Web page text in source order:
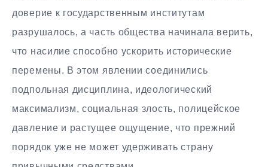
доверие к государственным институтам
разрушалось, а часть общества начинала верить,
что насилие способно ускорить исторические
перемены. В этом явлении соединились
подпольная дисциплина, идеологический
максимализм, социальная злость, полицейское
давление и растущее ощущение, что прежний
порядок уже не может удерживать страну